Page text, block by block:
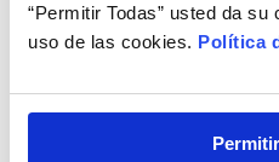
“Permitir Todas” usted da
uso de las cookies. Política